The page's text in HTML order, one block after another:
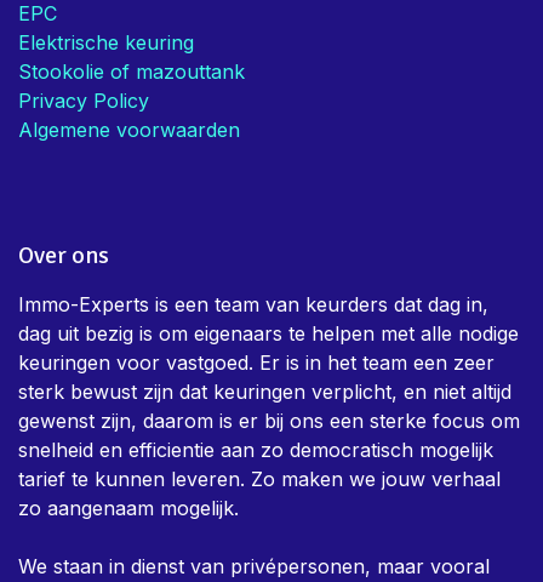
EPC
Elektrische keuring
Stookolie of mazouttank
Privacy Policy
Algemene voorwaarden
Over ons
Immo-Experts is een team van keurders dat dag in,
dag uit bezig is om eigenaars te helpen met alle nodige
keuringen voor vastgoed. Er is in het team een zeer
sterk bewust zijn dat keuringen verplicht, en niet altijd
gewenst zijn, daarom is er bij ons een sterke focus om
snelheid en efficientie aan zo democratisch mogelijk
tarief te kunnen leveren. Zo maken we jouw verhaal
zo aangenaam mogelijk.
We staan in dienst van privépersonen, maar vooral